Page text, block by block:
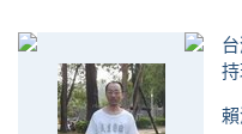
持